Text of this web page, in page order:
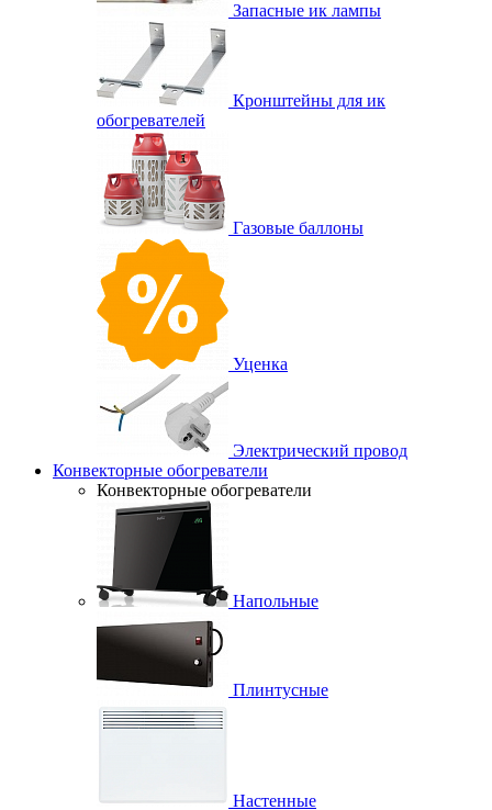
Запасные ик лампы
Кронштейны для ик
обогревателей
Газовые баллоны
Уценка
Электрический провод
Конвекторные обогреватели
Конвекторные обогреватели
Напольные
Плинтусные
Настенные